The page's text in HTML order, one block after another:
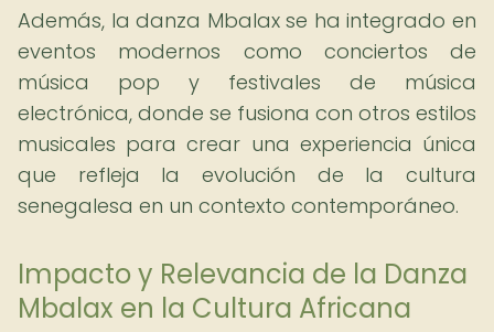
Además, la danza Mbalax se ha integrado en
eventos modernos como conciertos de
música pop y festivales de música
electrónica, donde se fusiona con otros estilos
musicales para crear una experiencia única
que refleja la evolución de la cultura
senegalesa en un contexto contemporáneo.
Impacto y Relevancia de la Danza
Mbalax en la Cultura Africana